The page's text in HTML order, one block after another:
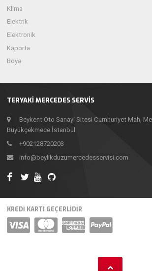
TERYAKI MERCEDES SERVIS
Beykent Oto Sanayi Sitesi Cumhuriyet Mah,
Büyükçekmece İstanbul
+902128720203
info@beylikduzumercedesservisi.com
Klima
Elektrik
Elektronik
Kaporta
Boya
KREDİ KARTI GEÇERLİDİR